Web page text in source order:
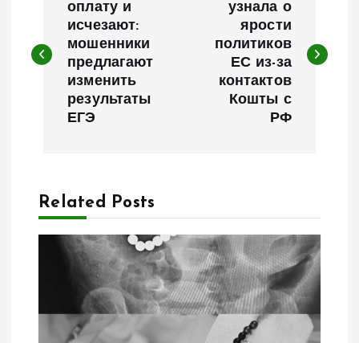
в
ц
оплату и
исчезают:
мошенники
предлагают
изменить
результаты
ЕГЭ
узнала о
ярости
политиков
ЕС из-за
контактов
Кошты с
РФ
Related Posts